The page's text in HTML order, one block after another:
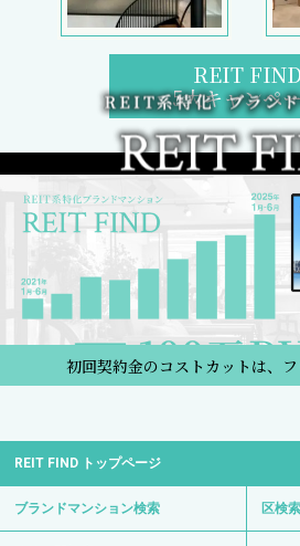
REIT FIND
5大キャンペ
初回契約金のコストカットは、
REIT FIND トップページ
ブランドマンション検索 区検索